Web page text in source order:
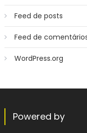
Feed de posts
Feed de
WordPress.org
Powered by